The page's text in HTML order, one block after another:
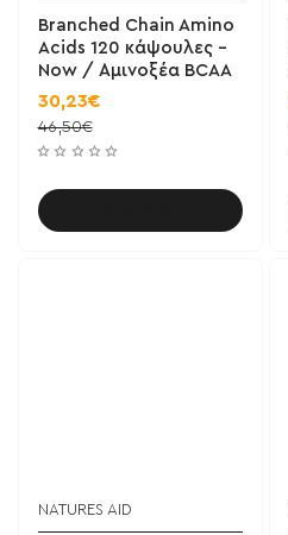
Branched Chain Amino
Acids 120 κάψουλες -
Now / Αμινοξέα BCAA
30,23€
46,50€
NATURES AID